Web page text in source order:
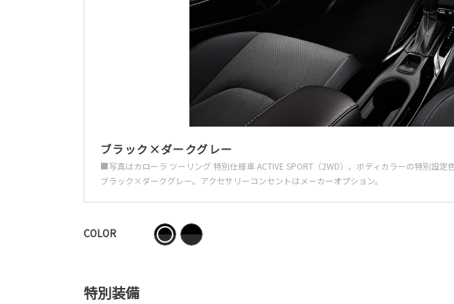
ブラック×ダークグレー
■写真はカローラ ツーリング 特別仕様車 ACTIVE SPORT（2WD）。ボディカラーの特別設
ブラック×ダークグレー。アクセサリーコンセントはメーカーオプション。
COLOR
特別装備